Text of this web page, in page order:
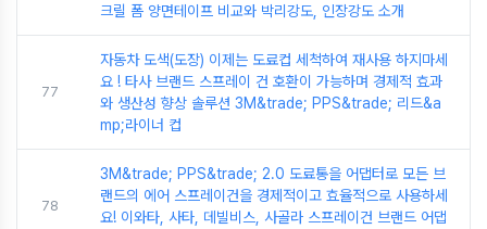
크릴 폼 양면테이프 비교와 박리강도, 인장강도 소개
77
자동차 도색(도장) 이제는 도료컵 세척하여 재사용 하지마세
요 ! 타사 브랜드 스프레이 건 호환이 가능하며 경제적 효과
와 생산성 향상 솔루션 3M&trade; PPS&trade; 리드&a
mp;라이너 컵
78
3M&trade; PPS&trade; 2.0 도료통을 어댑터로 모든 브
랜드의 에어 스프레이건을 경제적이고 효율적으로 사용하세
요! 이와타, 사타, 데빌비스, 사골라 스프레이건 브랜드 어댑